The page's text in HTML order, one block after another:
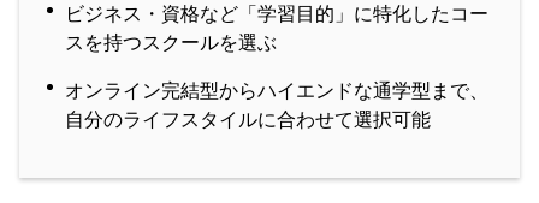
ビジネス・資格など「学習目的」に特化したコー
スを持つスクールを選ぶ
オンライン完結型からハイエンドな通学型まで、
自分のライフスタイルに合わせて選択可能